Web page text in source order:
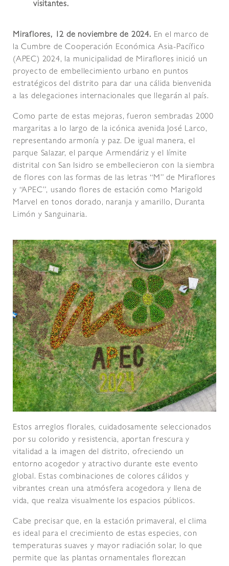
visitantes.
Miraflores, 12 de noviembre de 2024. En el marco de
la Cumbre de Cooperación Económica Asia-Pacífico
(APEC) 2024, la municipalidad de Miraflores inició un
proyecto de embellecimiento urbano en puntos
estratégicos del distrito para dar una cálida bienvenida
a las delegaciones internacionales que llegarán al país.
Como parte de estas mejoras, fueron sembradas 2000
margaritas a lo largo de la icónica avenida José Larco,
representando armonía y paz. De igual manera, el
parque Salazar, el parque Armendáriz y el límite
distrital con San Isidro se embellecieron con la siembra
de flores con las formas de las letras “M” de Miraflores
y “APEC”, usando flores de estación como Marigold
Marvel en tonos dorado, naranja y amarillo, Duranta
Limón y Sanguinaria.
Estos arreglos florales, cuidadosamente seleccionados
por su colorido y resistencia, aportan frescura y
vitalidad a la imagen del distrito, ofreciendo un
entorno acogedor y atractivo durante este evento
global. Estas combinaciones de colores cálidos y
vibrantes crean una atmósfera acogedora y llena de
vida, que realza visualmente los espacios públicos.
Cabe precisar que, en la estación primaveral, el clima
es ideal para el crecimiento de estas especies, con
temperaturas suaves y mayor radiación solar, lo que
permite que las plantas ornamentales florezcan